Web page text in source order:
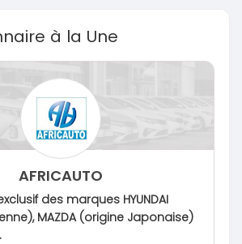
à la Une
AFRICAUTO
des marques HYUNDAI
MAZDA (origine Japonaise)